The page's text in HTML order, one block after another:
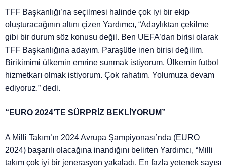
TFF Başkanlığı’na seçilmesi halinde çok iyi bir ekip
oluşturacağının altını çizen Yardımcı, “Adaylıktan çekilme
gibi bir durum söz konusu değil. Ben UEFA’dan birisi olarak
TFF Başkanlığına adayım. Paraşütle inen birisi değilim.
Birikimimi ülkemin emrine sunmak istiyorum. Ülkemin futbol
hizmetkarı olmak istiyorum. Çok rahatım. Yolumuza devam
ediyoruz.” dedi.
“EURO 2024’TE SÜRPRİZ BEKLİYORUM”
A Milli Takım’ın 2024 Avrupa Şampiyonası’nda (EURO
2024) başarılı olacağına inandığını belirten Yardımcı, “Milli
takım çok iyi bir jenerasyon yakaladı. En fazla yetenek sayısı